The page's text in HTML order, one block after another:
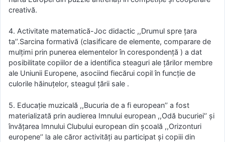
creativă.
4. Activitate matematică-Joc didactic ,,Drumul spre ţara
ta’’.Sarcina formativă (clasificare de elemente, comparare de
mulţimi prin punerea elementelor în corespondenţă ) a dat
posibilitate copiilor de a identifica steaguri ale ţărilor membre
ale Uniunii Europene, asociind fiecărui copil în funcţie de
culorile hăinuţelor, steagul ţării sale .
5. Educaţie muzicală ,,Bucuria de a fi european’’ a fost
materializată prin audierea Imnului european ,,Odă bucuriei’’ şi
învăţarea Imnului Clubului european din şcoală ,,Orizonturi
europene’’ la ale căror activităţi au participat şi copiii din